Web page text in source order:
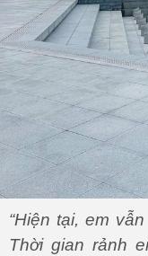
“Hiện tại, em
Thời gian rảnh